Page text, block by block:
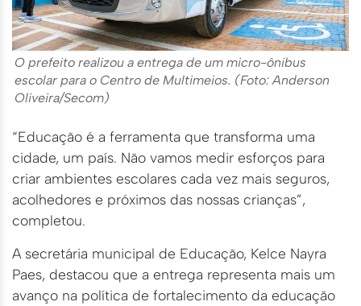
O prefeito realizou a entrega de um micro-ônibus
escolar para o Centro de Multimeios. (Foto: Anderson
Oliveira/Secom)
“Educação é a ferramenta que transforma uma
cidade, um país. Não vamos medir esforços para
criar ambientes escolares cada vez mais seguros,
acolhedores e próximos das nossas crianças”,
completou.
A secretária municipal de Educação, Kelce Nayra
Paes, destacou que a entrega representa mais um
avanço na política de fortalecimento da educação